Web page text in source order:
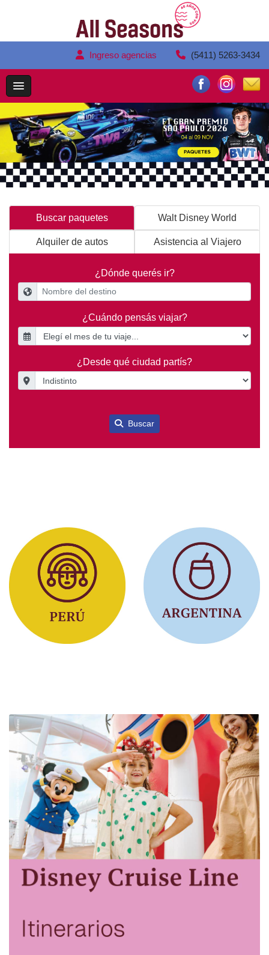
Ingreso agencias (5411) 5263-3434
Buscar paquetes Walt Disney World
Alquiler de autos Asistencia al Viajero
¿Dónde querés ir?
¿Cuándo pensás viajar?
¿Desde qué ciudad partís?
Buscar